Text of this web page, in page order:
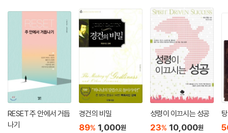
RESET 주 안에서 거듭
나기
경건의 비밀
89% 1,000원
성령이 이끄시는 성공
23% 10,000원